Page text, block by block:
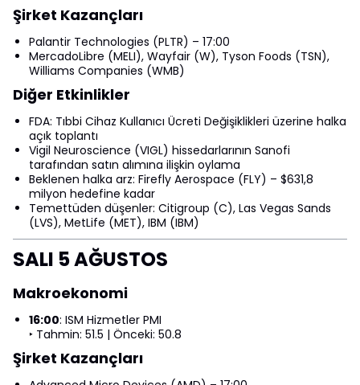
Şirket Kazançları
Palantir Technologies (PLTR) – 17:00
MercadoLibre (MELI), Wayfair (W), Tyson Foods (TSN),
Williams Companies (WMB)
Diğer Etkinlikler
FDA: Tıbbi Cihaz Kullanıcı Ücreti Değişiklikleri üzerine halka
açık toplantı
Vigil Neuroscience (VIGL) hissedarlarının Sanofi
tarafından satın alımına ilişkin oylama
Beklenen halka arz: Firefly Aerospace (FLY) – $631,8
milyon hedefine kadar
Temettüden düşenler: Citigroup (C), Las Vegas Sands
(LVS), MetLife (MET), IBM (IBM)
SALI 5 AĞUSTOS
Makroekonomi
16:00: ISM Hizmetler PMI
‣ Tahmin: 51.5 | Önceki: 50.8
Şirket Kazançları